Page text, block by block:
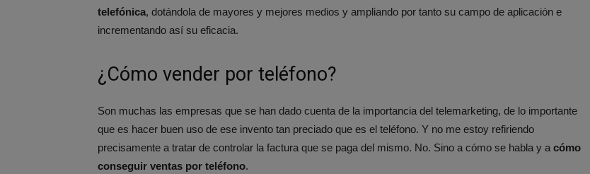
telefónica, dotándola de mayores y mejores medios y ampliando por tanto su campo de aplicación e
incrementando así su eficacia.
¿Cómo vender por teléfono?
Son muchas las empresas que se han dado cuenta de la importancia del telemarketing, de lo importante
que es hacer buen uso de ese invento tan preciado que es el teléfono. Y no me estoy refiriendo
precisamente a tratar de controlar la factura que se paga del mismo. No. Sino a cómo se habla y a cómo
conseguir ventas por teléfono.